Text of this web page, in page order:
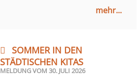
mehr...
SOMMER IN DEN
STÄDTISCHEN KITAS
MELDUNG VOM 30. JULI 2026